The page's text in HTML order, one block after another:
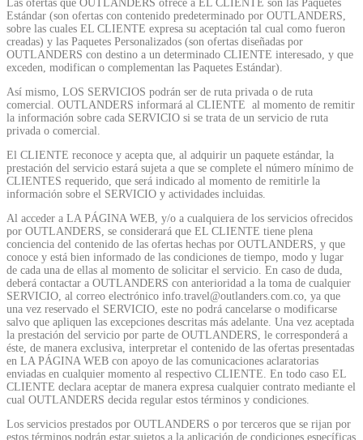
Las ofertas que OUTLANDERS ofrece a EL CLIENTE son las Paquetes
Estándar (son ofertas con contenido predeterminado por OUTLANDERS,
sobre las cuales EL CLIENTE expresa su aceptación tal cual como fueron
creadas) y las Paquetes Personalizados (son ofertas diseñadas por
OUTLANDERS con destino a un determinado CLIENTE interesado, y que
exceden, modifican o complementan las Paquetes Estándar).
Así mismo, LOS SERVICIOS podrán ser de ruta privada o de ruta
comercial. OUTLANDERS informará al CLIENTE al momento de remitir
la información sobre cada SERVICIO si se trata de un servicio de ruta
privada o comercial.
El CLIENTE reconoce y acepta que, al adquirir un paquete estándar, la
prestación del servicio estará sujeta a que se complete el número mínimo de
CLIENTES requerido, que será indicado al momento de remitirle la
información sobre el SERVICIO y actividades incluidas.
Al acceder a LA PÁGINA WEB, y/o a cualquiera de los servicios ofrecidos
por OUTLANDERS, se considerará que EL CLIENTE tiene plena
conciencia del contenido de las ofertas hechas por OUTLANDERS, y que
conoce y está bien informado de las condiciones de tiempo, modo y lugar
de cada una de ellas al momento de solicitar el servicio. En caso de duda,
deberá contactar a OUTLANDERS con anterioridad a la toma de cualquier
SERVICIO, al correo electrónico info.travel@outlanders.com.co, ya que
una vez reservado el SERVICIO, este no podrá cancelarse o modificarse
salvo que apliquen las excepciones descritas más adelante. Una vez aceptada
la prestación del servicio por parte de OUTLANDERS, le corresponderá a
éste, de manera exclusiva, interpretar el contenido de las ofertas presentadas
en LA PÁGINA WEB con apoyo de las comunicaciones aclaratorias
enviadas en cualquier momento al respectivo CLIENTE. En todo caso EL
CLIENTE declara aceptar de manera expresa cualquier contrato mediante el
cual OUTLANDERS decida regular estos términos y condiciones.
Los servicios prestados por OUTLANDERS o por terceros que se rijan por
estos términos podrán estar sujetos a la aplicación de condiciones específicas